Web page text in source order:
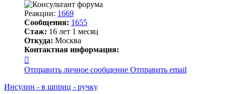
Реакции: 1669
Сообщения: 1655
Стаж: 16 лет 1 месяц
Откуда: Москва
Контактная информация:
информация
пользователя
Путинцева
Отправить личное сообщение Отправить email
Инсулин - в шприц - ручку